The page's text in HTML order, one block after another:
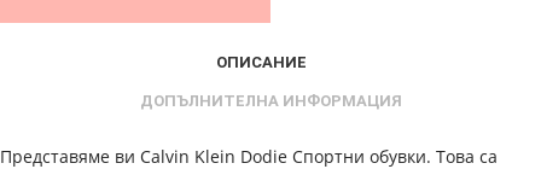
ОПИСАНИЕ
ДОПЪЛНИТЕЛНА ИНФОРМАЦИЯ
Представяме ви Calvin Klein Dodie Спортни обувки. Това са